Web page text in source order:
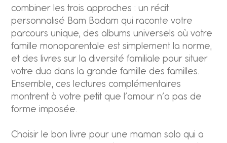
combiner les trois approches : un récit
personnalisé Bam Badam qui raconte votre
parcours unique, des albums universels où votre
famille monoparentale est simplement la norme,
et des livres sur la diversité familiale pour situer
votre duo dans la grande famille des familles.
Ensemble, ces lectures complémentaires
montrent à votre petit que l’amour n’a pas de
forme imposée.
Choisir le bon livre pour une maman solo qui a